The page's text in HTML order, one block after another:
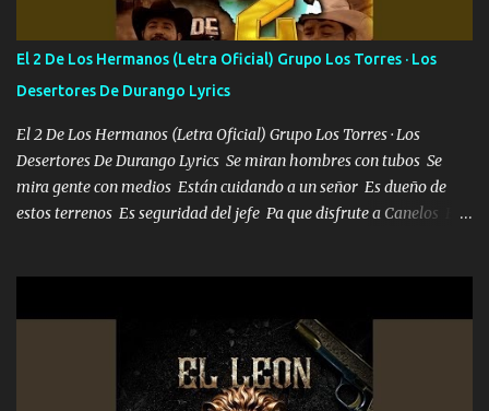
cuenta chequeen gráficas del kitch
El 2 De Los Hermanos (Letra Oficial) Grupo Los Torres · Los
Desertores De Durango Lyrics
El 2 De Los Hermanos (Letra Oficial) Grupo Los Torres · Los
Desertores De Durango Lyrics Se miran hombres con tubos Se
mira gente con medios Están cuidando a un señor Es dueño de
estos terrenos Es seguridad del jefe Pa que disfrute a Canelos Es
ni tampoco las mujeres porque es platica de grandes por eso hay
que estar alegres doy las instrucciones para atender los deberes
Música Si es que salta algún problema de confianza tengo gente
ahí está el Hombre Cuarenta y también Pariente 7 arreglan